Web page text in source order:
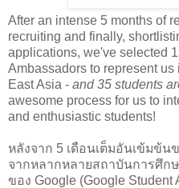
After an intense 5 months of
recruiting and finally,
applications, we've selected
Ambassadors to represent
East Asia - and 35 students
awesome process for us to
and enthusiastic students!
หลังจาก 5 เดือนเต็มอันเข้มข้น
จากหลากหลายสถาบันการศึก
ของ Google (Google Student